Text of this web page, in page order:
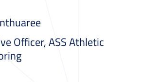
Officer, ASS Athletic